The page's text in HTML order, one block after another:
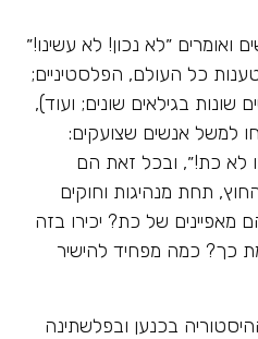
״לא נכון! לא עשינו!״
כל העולם, הפלסטיניים;
שונות בגילאים שונים; ועוד),
למשל אנשים שצועקים:
לא כת!״, ובכל זאת הם
תחת מנהיגות וחוקים
מאפיינים של כת? יכירו בזה
כך? כמה מפחיד להישיר
בכנען ובפלשתינה